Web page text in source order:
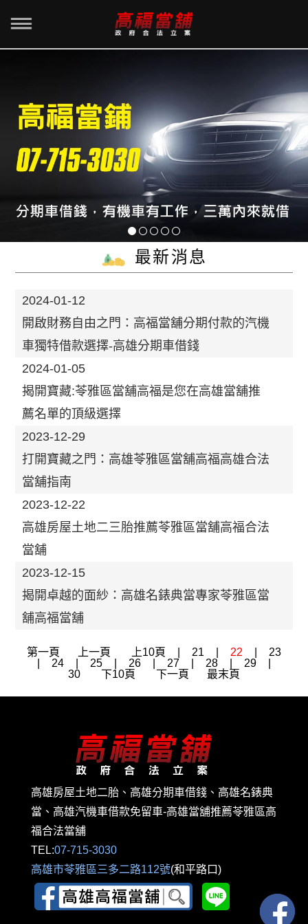
最新消息
2024-01-12
開啟財務自由之門：高福當舖分期付款的汽機
車獨特借款選擇-高雄分期車借錢
2024-01-05
揭開寶藏:苓雅區當舖高福是您在高雄當舖推
薦名單的頂級選擇
2023-12-29
打開寶藏之門：高雄苓雅區當舖高福高雄合法
當舖指南
2023-12-22
高雄房屋土地二三胎推薦苓雅區當舖高福合法
當舖
2023-12-15
揭開卓越的面紗：高雄名錶典當專家苓雅區當
舖高福當舖
第一頁 上一頁 上10頁 21 22
23
24 25 26 27 28 29
30
下10頁 下一頁 最末頁
高雄房屋土地二胎、高雄分期車借錢、高雄名錶典
當、高雄汽機車借款免留車-高雄當舖推薦苓雅區高
福合法當舖
TEL:07-715-3030
高雄市苓雅區三多二路112號(和平路口)